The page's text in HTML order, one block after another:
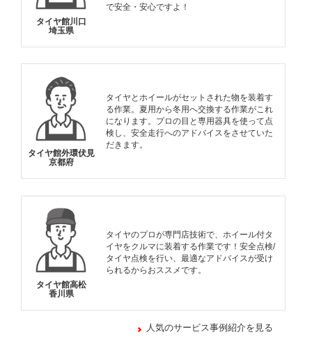
タイヤ館川口
埼玉県
で安全・安心ですよ！
タイヤ館外環伏見
京都府
タイヤとホイールがセットされた物を装着す
る作業。夏用から冬用へ交換する作業がこれ
になります。プロの目と専用器具を使って点
検し、安全走行へのアドバイスをさせていた
だきます。
タイヤ館高松
香川県
タイヤのプロが専門店技術で、ホイール付タ
イヤをクルマに装着する作業です！安全点検/
タイヤ点検を行い、最適なアドバイスが受け
られるからおススメです。
人気のサービス事例紹介を見る